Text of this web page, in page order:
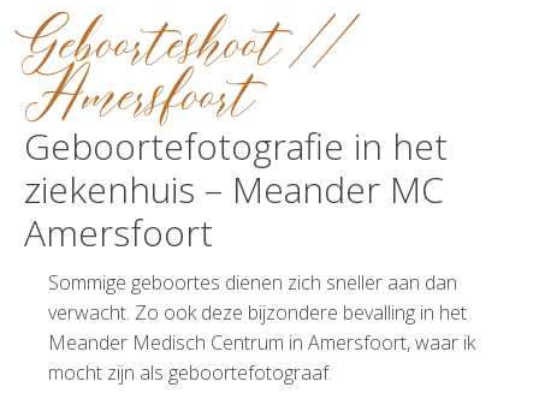
Geboorteshoot //
Amersfoort
Geboortefotografie in het
ziekenhuis – Meander MC
Amersfoort
Sommige geboortes dienen zich sneller aan dan
verwacht. Zo ook deze bijzondere bevalling in het
Meander Medisch Centrum in Amersfoort, waar ik
mocht zijn als geboortefotograaf.